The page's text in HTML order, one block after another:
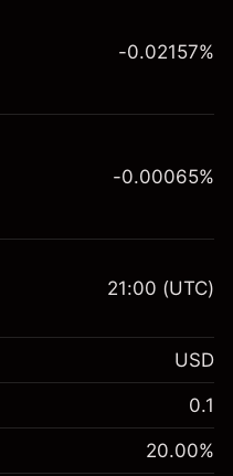
zur Verfügung.
$1,000.00
-0.021568
%
-0.02157%
-0.000654
-0.00065%
21:00 (UTC)
USD
0.1
20.00%